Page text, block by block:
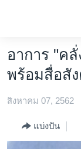
ต่อ
ไป
เนื้อหา
ไป
หน้าหลัก
โลก
เอเชีย
สหรัฐฯ
อาการ "ค
พร้อมสื่อสั
สิงหาคม 07, 2562
แบ่งปัน